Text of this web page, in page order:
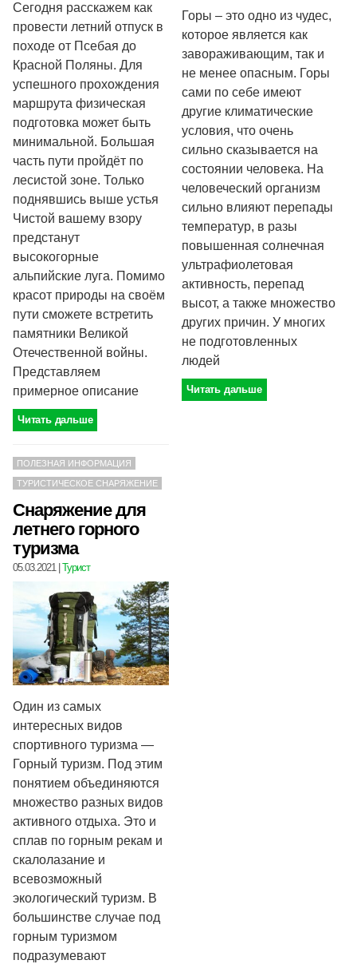
Сегодня расскажем как
провести летний отпуск в
походе от Псебая до
Красной Поляны. Для
успешного прохождения
маршрута физическая
подготовка может быть
минимальной. Большая
часть пути пройдёт по
лесистой зоне. Только
поднявшись выше устья
Чистой вашему взору
предстанут
высокогорные
альпийские луга. Помимо
красот природы на своём
пути сможете встретить
памятники Великой
Отечественной войны.
Представляем
примерное описание
Читать дальше
Горы – это одно из чудес,
которое является как
завораживающим, так и
не менее опасным. Горы
сами по себе имеют
другие климатические
условия, что очень
сильно сказывается на
состоянии человека. На
человеческий организм
сильно влияют перепады
температур, в разы
повышенная солнечная
ультрафиолетовая
активность, перепад
высот, а также множество
других причин. У многих
не подготовленных
людей
Читать дальше
ПОЛЕЗНАЯ ИНФОРМАЦИЯ
ТУРИСТИЧЕСКОЕ СНАРЯЖЕНИЕ
Снаряжение для
летнего горного
туризма
05.03.2021| Турист
Один из самых
интересных видов
спортивного туризма —
Горный туризм. Под этим
понятием объединяются
множество разных видов
активного отдыха. Это и
сплав по горным рекам и
скалолазание и
всевозможный
экологический туризм. В
большинстве случае под
горным туризмом
подразумевают